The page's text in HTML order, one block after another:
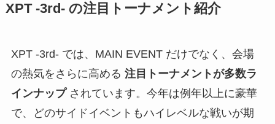
XPT -3rd- の注目トーナメント紹介
XPT -3rd- では、MAIN EVENT だけでなく、会場
の熱気をさらに高める 注目トーナメントが多数ラ
インナップされています。今年は例年以上に豪華
で、どのサイドイベントもハイレベルな戦いが期